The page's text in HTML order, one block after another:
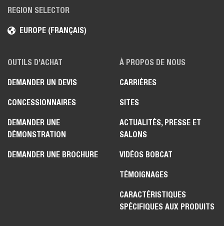
REGION SELECTOR
EUROPE (FRANÇAIS)
OUTILS D’ACHAT
DEMANDER UN DEVIS
CONCESSIONNAIRES
DEMANDER UNE
DÉMONSTRATION
DEMANDER UNE BROCHURE
À PROPOS DE NOUS
CARRIÈRES
SITES
ACTUALITÉS, PRESSE ET
SALONS
VIDÉOS BOBCAT
TÉMOIGNAGES
CARACTÉRISTIQUES
SPÉCIFIQUES AUX PRODUITS